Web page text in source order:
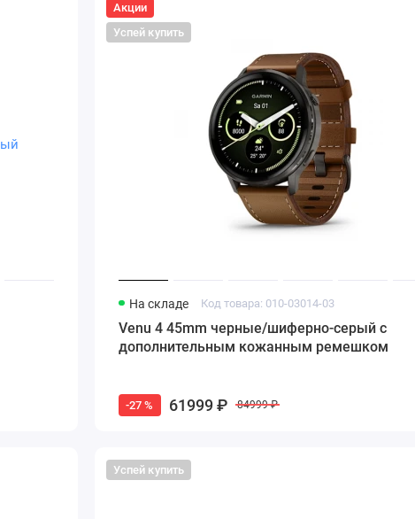
Акции
Успей купить
На складе Код товара: 010-03014-03
Venu 4 45mm черные/шиферно-серый с
дополнительным кожанным ремешком
-27 % 61999 ₽ 84999 ₽
Успей купить